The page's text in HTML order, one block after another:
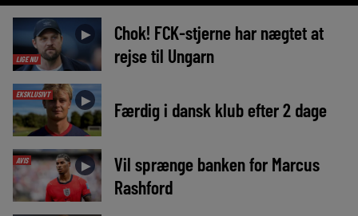
LIGE NU
►
Chok! FCK-stjerne har nægtet at
rejse til Ungarn
EKSKLUSIVT ► Færdig i dansk klub efter 2 dage
AVIS ►
Vil sprænge banken for Marcus
Rashford